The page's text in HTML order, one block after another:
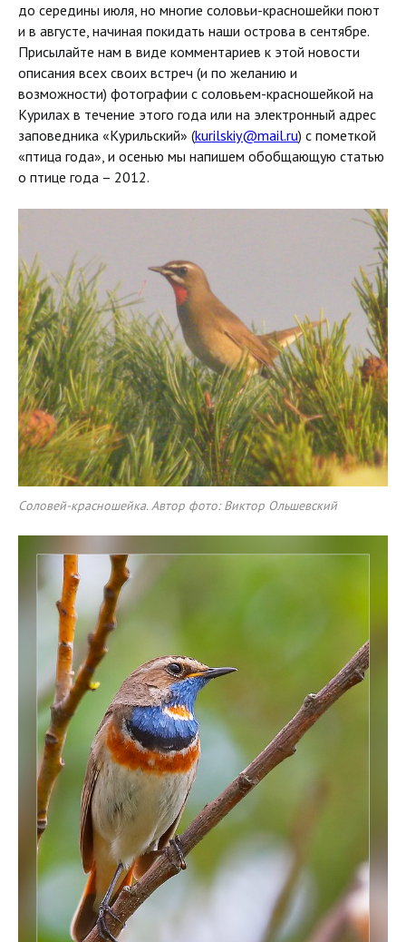
до середины июля, но многие соловьи-красношейки поют
и в августе, начиная покидать наши острова в сентябре.
Присылайте нам в виде комментариев к этой новости
описания всех своих встреч (и по желанию и
возможности) фотографии с соловьем-красношейкой на
Курилах в течение этого года или на электронный адрес
заповедника «Курильский» (kurilskiy@mail.ru) c пометкой
«птица года», и осенью мы напишем обобщающую статью
о птице года – 2012.
Соловей-красношейка. Автор фото: Виктор Ольшевский